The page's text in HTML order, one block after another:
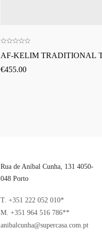
AF-KELIM TRADITIONAL
€455.00
Rua de Aníbal Cunha, 131 4050-
048 Porto
T. +351 222 052 010*
M. +351 964 516 786**
anibalcunha@supercasa.com.pt